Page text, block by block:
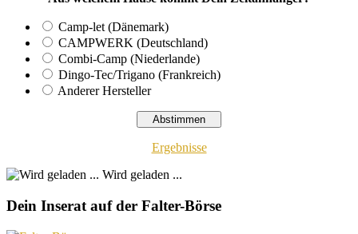
Camp-let (Dänemark)
CAMPWERK (Deutschland)
Combi-Camp (Niederlande)
Dingo-Tec/Trigano (Frankreich)
Anderer Hersteller
Ergebnisse
Wird geladen ...
Dein Inserat auf der Falter-Börse